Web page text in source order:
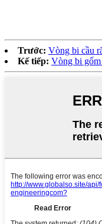
Trước: Vòng bi cầu
Kế tiếp: Vòng bi gốm